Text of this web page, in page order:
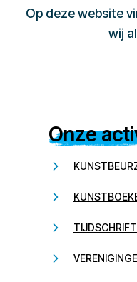
Op deze website
wij
Onze